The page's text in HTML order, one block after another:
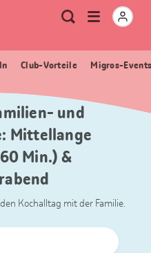
Meta
Navigation
Suche
Menu
öffnen
Club-Vorteile Migros-
und
Mittellange
Min.) &
Kochalltag mit der Familie.